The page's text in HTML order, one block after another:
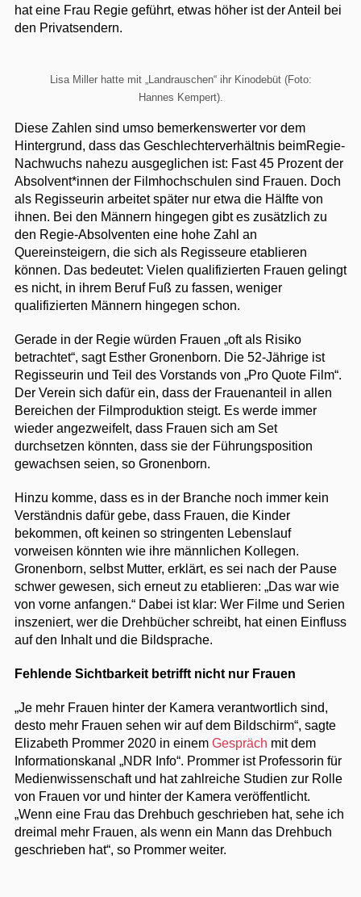
hat eine Frau Regie geführt, etwas höher ist der Anteil bei
den Privatsendern.
Lisa Miller hatte mit „Landrauschen“ ihr Kinodebüt (Foto:
Hannes Kempert).
Diese Zahlen sind umso bemerkenswerter vor dem
Hintergrund, dass das Geschlechterverhältnis beimRegie-
Nachwuchs nahezu ausgeglichen ist: Fast 45 Prozent der
Absolvent*innen der Filmhochschulen sind Frauen. Doch
als Regisseurin arbeitet später nur etwa die Hälfte von
ihnen. Bei den Männern hingegen gibt es zusätzlich zu
den Regie-Absolventen eine hohe Zahl an
Quereinsteigern, die sich als Regisseure etablieren
können. Das bedeutet: Vielen qualifizierten Frauen gelingt
es nicht, in ihrem Beruf Fuß zu fassen, weniger
qualifizierten Männern hingegen schon.
Gerade in der Regie würden Frauen „oft als Risiko
betrachtet“, sagt Esther Gronenborn. Die 52-Jährige ist
Regisseurin und Teil des Vorstands von „Pro Quote Film“.
Der Verein sich dafür ein, dass der Frauenanteil in allen
Bereichen der Filmproduktion steigt. Es werde immer
wieder angezweifelt, dass Frauen sich am Set
durchsetzen könnten, dass sie der Führungsposition
gewachsen seien, so Gronenborn.
Hinzu komme, dass es in der Branche noch immer kein
Verständnis dafür gebe, dass Frauen, die Kinder
bekommen, oft keinen so stringenten Lebenslauf
vorweisen könnten wie ihre männlichen Kollegen.
Gronenborn, selbst Mutter, erklärt, es sei nach der Pause
schwer gewesen, sich erneut zu etablieren: „Das war wie
von vorne anfangen.“ Dabei ist klar: Wer Filme und Serien
inszeniert, wer die Drehbücher schreibt, hat einen Einfluss
auf den Inhalt und die Bildsprache.
Fehlende Sichtbarkeit betrifft nicht nur Frauen
„Je mehr Frauen hinter der Kamera verantwortlich sind,
desto mehr Frauen sehen wir auf dem Bildschirm“, sagte
Elizabeth Prommer 2020 in einem Gespräch mit dem
Informationskanal „NDR Info“. Prommer ist Professorin für
Medienwissenschaft und hat zahlreiche Studien zur Rolle
von Frauen vor und hinter der Kamera veröffentlicht.
„Wenn eine Frau das Drehbuch geschrieben hat, sehe ich
dreimal mehr Frauen, als wenn ein Mann das Drehbuch
geschrieben hat“, so Prommer weiter.